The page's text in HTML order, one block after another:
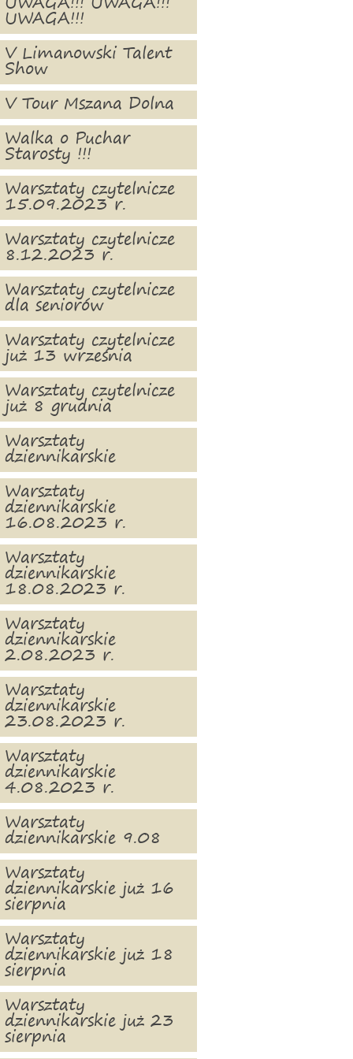
UWAGA!!!
V Limanowski Talent
Show
V Tour Mszana Dolna
Walka o Puchar
Starosty !!!
Warsztaty czytelnicze
15.09.2023 r.
Warsztaty czytelnicze
8.12.2023 r.
Warsztaty czytelnicze
dla seniorów
Warsztaty czytelnicze
już 13 września
Warsztaty czytelnicze
już 8 grudnia
Warsztaty
dziennikarskie
Warsztaty
dziennikarskie
16.08.2023 r.
Warsztaty
dziennikarskie
18.08.2023 r.
Warsztaty
dziennikarskie
2.08.2023 r.
Warsztaty
dziennikarskie
23.08.2023 r.
Warsztaty
dziennikarskie
4.08.2023 r.
Warsztaty
dziennikarskie 9.08
Warsztaty
dziennikarskie już 16
sierpnia
Warsztaty
dziennikarskie już 18
sierpnia
Warsztaty
dziennikarskie już 23
sierpnia